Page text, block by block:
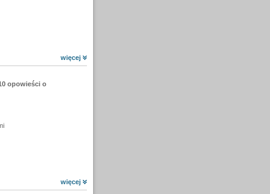
więcej
opowieści o
więcej